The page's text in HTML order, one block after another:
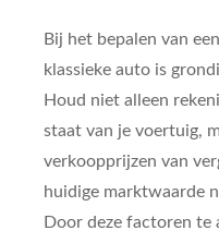
Bij het bepalen van
klassieke auto is
Houd niet alleen
staat van je voertuig,
verkoopprijzen van
huidige marktwaarde
Door deze factoren te